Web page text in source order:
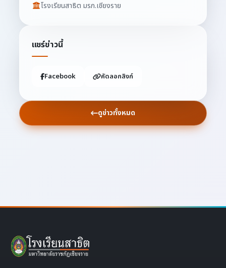
โรงเรียนสาธิต มรภ.เชียงราย
แชร์ข่าวนี้
Facebook คัดลอกลิงก์
ดูข่าวทั้งหมด